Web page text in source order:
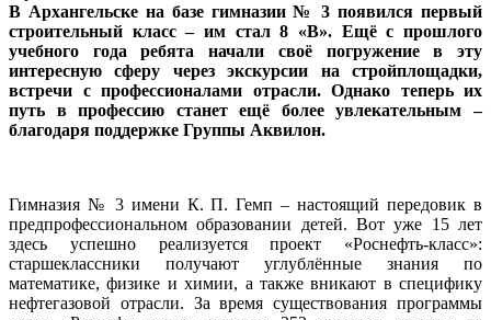
В Архангельске на базе гимназии № 3 появился первый
строительный класс – им стал 8 «В». Ещё с прошлого
учебного года ребята начали своё погружение в эту
интересную сферу через экскурсии на стройплощадки,
встречи с профессионалами отрасли. Однако теперь их
путь в профессию станет ещё более увлекательным –
благодаря поддержке Группы Аквилон.
Гимназия № 3 имени К. П. Гемп – настоящий передовик в
предпрофессиональном образовании детей. Вот уже 15 лет
здесь успешно реализуется проект «Роснефть-класс»:
старшеклассники получают углублённые знания по
математике, физике и химии, а также вникают в специфику
нефтегазовой отрасли. За время существования программы